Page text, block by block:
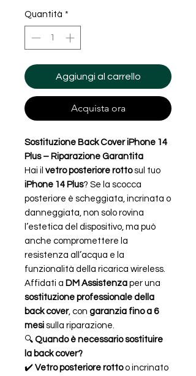
Quantità *
Aggiungi al carrello
Acquista ora
Sostituzione Back Cover iPhone 14
Plus – Riparazione Garantita
Hai il vetro posteriore rottosul tuo
iPhone 14 Plus? Se la scocca
posteriore è scheggiata, incrinata o
danneggiata, non solo rovina
l’estetica del dispositivo, ma può
anche compromettere la
resistenza all’acqua e la
funzionalità della ricarica wireless.
Affidati a DM Assistenza per una
sostituzione professionale della
back cover, con garanzia fino a 6
mesi sulla riparazione.
🔍 Quando è necessario sostituire
la back cover?
✔️ Vetro posteriore rottoo incrinato